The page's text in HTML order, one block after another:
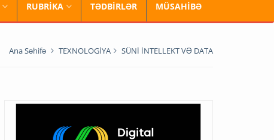
RUBRİKA TƏDBİRLƏR MÜSAHİBƏ
Ana Səhifə TEXNOLOGİYA SÜNİ İNTELLEKT VƏ DATA